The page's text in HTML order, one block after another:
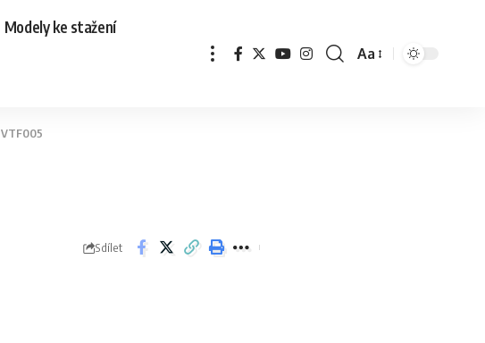
Modely ke stažení
Aa
VTF005
Sdílet